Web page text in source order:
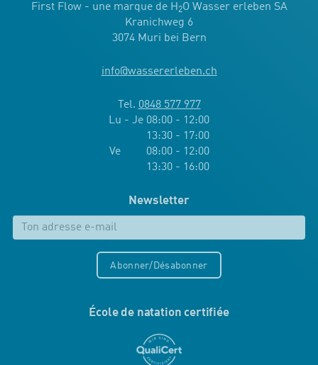
First Flow - une marque de H2O Wasser erleben SA
Kranichweg 6
3074 Muri bei Bern
info@wassererleben.ch
Tel. 0848 577 977
Lu - Je 08:00 - 12:00
13:30 - 17:00
Ve 08:00 - 12:00
13:30 - 16:00
Newsletter
Abonner/Désabonner
École de natation certifiée